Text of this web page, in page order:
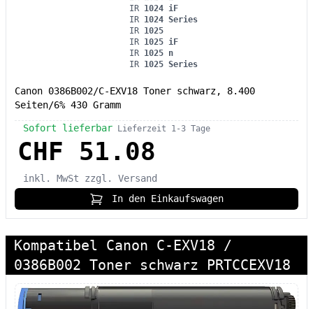
IR 1024 iF
IR 1024 Series
IR 1025
IR 1025 iF
IR 1025 n
IR 1025 Series
Canon 0386B002/C-EXV18 Toner schwarz, 8.400
Seiten/6% 430 Gramm
Sofort lieferbar Lieferzeit 1-3 Tage
CHF 51.08
inkl. MwSt
zzgl. Versand
In den Einkaufswagen
Kompatibel Canon C-EXV18 /
0386B002 Toner schwarz PRTCCEXV18